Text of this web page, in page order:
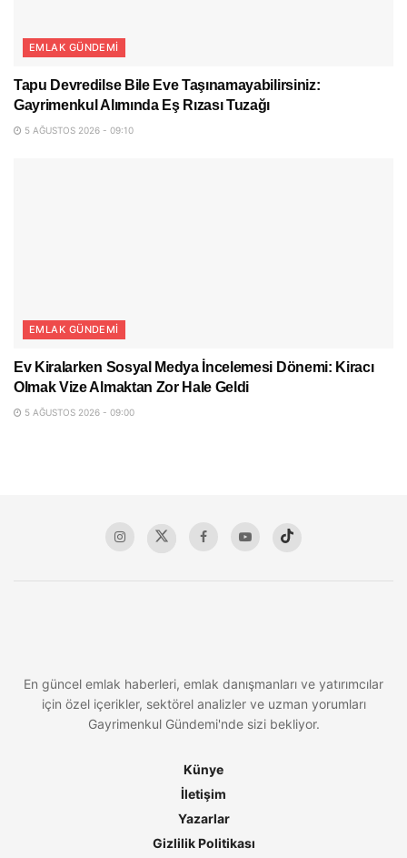
EMLAK GÜNDEMI
Tapu Devredilse Bile Eve Taşınamayabilirsiniz:
Gayrimenkul Alımında Eş Rızası Tuzağı
5 AĞUSTOS 2026 - 09:10
EMLAK GÜNDEMI
Ev Kiralarken Sosyal Medya İncelemesi Dönemi: Kiracı
Olmak Vize Almaktan Zor Hale Geldi
5 AĞUSTOS 2026 - 09:00
En güncel emlak haberleri, emlak danışmanları ve yatırımcılar
için özel içerikler, sektörel analizler ve uzman yorumları
Gayrimenkul Gündemi'nde sizi bekliyor.
Künye
İletişim
Yazarlar
Gizlilik Politikası